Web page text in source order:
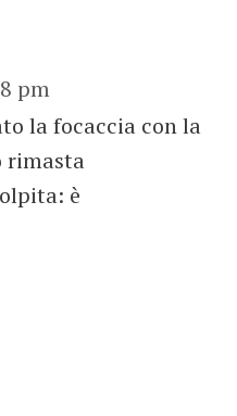
pm
la focaccia con la
rimasta
è